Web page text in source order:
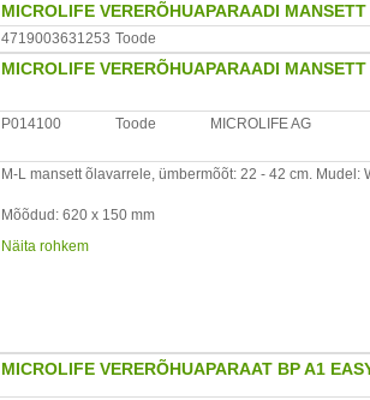
MICROLIFE VERERÕHUAPARAADI
4719003631253 Toode
MICROLIFE VERERÕHUAPARAADI
P014100 Toode MICROLIFE AG
M-L mansett õlavarrele, ümbermõõt: 22 - 42 cm. Mudel:
Mõõdud: 620 x 150 mm
Kaal: 118,5g
Maaletooja: Allium UPI OÜ, Laagri Ärimaja, Vae 16,
Näita rohkem
MICROLIFE VERERÕHUAPARAAT BP A1